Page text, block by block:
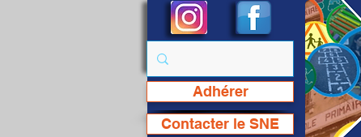
Adhérer
Contacter le SNE
Page Facebook du SNE